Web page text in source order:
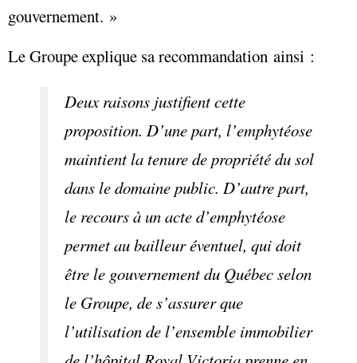
gouvernement. »
Le Groupe explique sa recommandation ainsi :
Deux raisons justifient cette
proposition. D’une part, l’emphytéose
maintient la tenure de propriété du sol
dans le domaine public. D’autre part,
le recours à un acte d’emphytéose
permet au bailleur éventuel, qui doit
être le gouvernement du Québec selon
le Groupe, de s’assurer que
l’utilisation de l’ensemble immobilier